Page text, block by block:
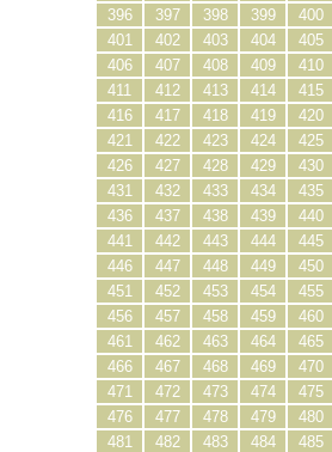
396
397 398 399
400
401
402 403 404
405
406
407 408 409
410
411
412 413 414
415
416
417 418 419
420
421
422 423 424
425
426
427 428 429
430
431
432 433 434
435
436
437 438 439
440
441
442 443 444
445
446
447 448 449
450
451
452 453 454
455
456
457 458 459
460
461
462 463 464
465
466
467 468 469
470
471
472 473 474
475
476
477 478 479
480
481
482 483 484
485